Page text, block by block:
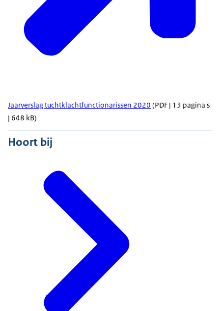
Jaarverslag tuchtklachtfunctionarissen 2020 (PDF | 13 pagina's
| 648 kB)
Hoort bij